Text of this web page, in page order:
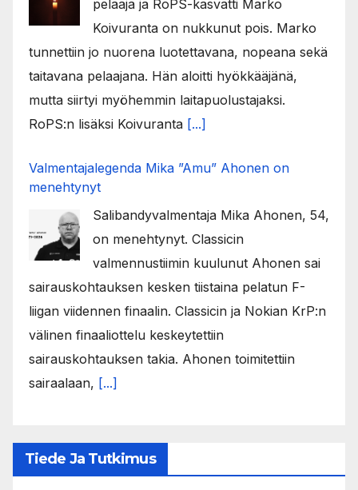
pelaaja ja RoPS-kasvatti Marko
Koivuranta on nukkunut pois. Marko
tunnettiin jo nuorena luotettavana, nopeana sekä
taitavana pelaajana. Hän aloitti hyökkääjänä,
mutta siirtyi myöhemmin laitapuolustajaksi.
RoPS:n lisäksi Koivuranta [...]
Valmentajalegenda Mika ”Amu” Ahonen on
menehtynyt
Salibandyvalmentaja Mika Ahonen, 54,
on menehtynyt. Classicin
valmennustiimin kuulunut Ahonen sai
sairauskohtauksen kesken tiistaina pelatun F-
liigan viidennen finaalin. Classicin ja Nokian KrP:n
välinen finaaliottelu keskeytettiin
sairauskohtauksen takia. Ahonen toimitettiin
sairaalaan, [...]
Tiede Ja Tutkimus